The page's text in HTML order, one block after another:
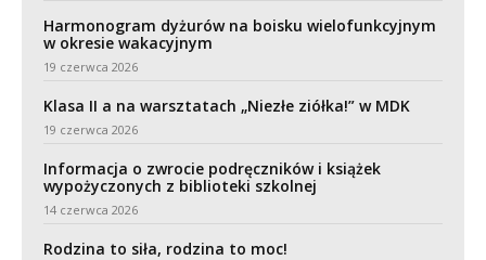
Harmonogram dyżurów na boisku wielofunkcyjnym
w okresie wakacyjnym
19 czerwca 2026
Klasa II a na warsztatach „Niezłe ziółka!” w MDK
19 czerwca 2026
Informacja o zwrocie podręczników i książek
wypożyczonych z biblioteki szkolnej
14 czerwca 2026
Rodzina to siła, rodzina to moc!